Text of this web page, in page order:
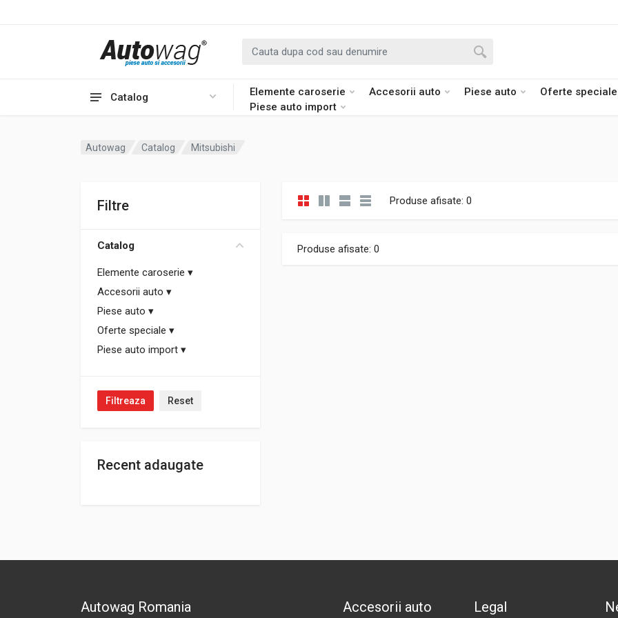
Catalog Elemente caroserie Accesorii auto Piese auto
Oferte speciale
Piese auto import
Autowag Catalog Mitsubishi
Filtre
Catalog
Elemente caroserie ▾
Accesorii auto ▾
Piese auto ▾
Oferte speciale ▾
Piese auto import ▾
Filtreaza Reset
Recent adaugate
Produse afisate: 0
Produse afisate: 0
Autowag Romania Accesorii auto Legal